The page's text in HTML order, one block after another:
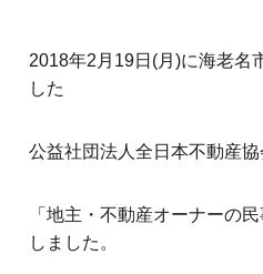
2018年2月19日(月)に海老名
した
公益社団法人全日本不動産
「地主・不動産オーナーの
しました。